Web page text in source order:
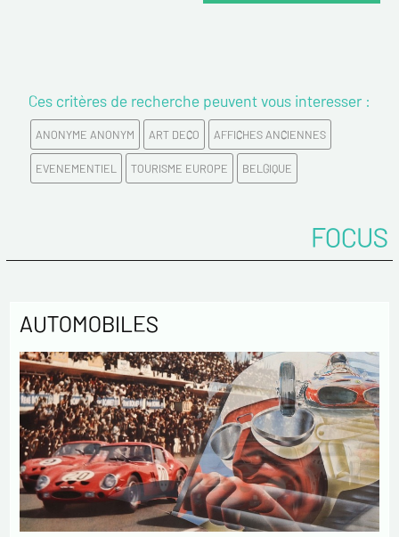
Prénom*
Email*
Tél.
Remarques
Politique de confidentialité :
Les informations recueillies sur ce formulaire sont
Ces critères de recherche peuvent vous interesser :
ANONYME ANONYM ART DECO AFFICHES ANCIENNES
EVENEMENTIEL TOURISME EUROPE BELGIQUE
FOCUS
AUTOMOBILES